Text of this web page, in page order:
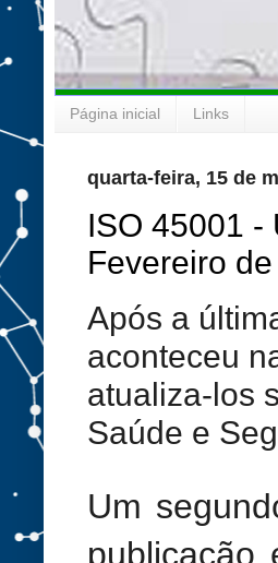
Página inicial Links
quarta-feira, 15 de
ISO 45001 -
Fevereiro
Após a
aconteceu
atualiza-los
Saúde e
Um
publicação